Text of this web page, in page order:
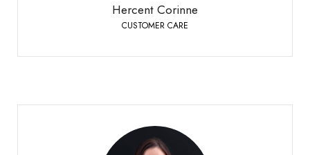
Hercent Corinne
CUSTOMER CARE
Montani Laura